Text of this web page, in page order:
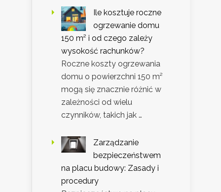
Ile kosztuje roczne
ogrzewanie domu
150 m² i od czego zależy
wysokość rachunków?
Roczne koszty ogrzewania
domu o powierzchni 150 m²
mogą się znacznie różnić w
zależności od wielu
czynników, takich jak …
Zarządzanie
bezpieczeństwem
na placu budowy: Zasady i
procedury